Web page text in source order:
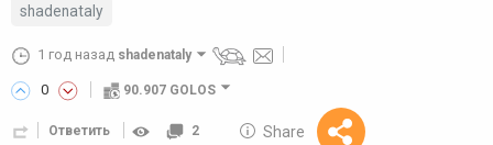
shadenataly
1 год назад shadenataly
0 90.907 GOLOS
Ответить 2 Share
Reward
10 GOLOS